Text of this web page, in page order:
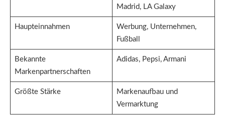
Madrid, LA Galaxy
Haupteinnahmen
Werbung, Unternehmen,
Fußball
Bekannte
Markenpartnerschaften
Adidas, Pepsi, Armani
Größte Stärke
Markenaufbau und
Vermarktung